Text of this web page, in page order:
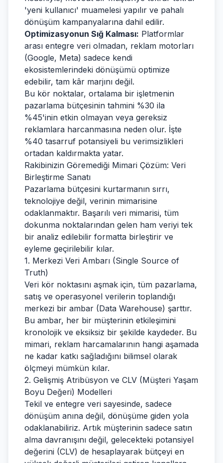
'yeni kullanıcı' muamelesi yapılır ve pahalı
dönüşüm kampanyalarına dahil edilir.
Optimizasyonun Sığ Kalması: Platformlar
arası entegre veri olmadan, reklam motorları
(Google, Meta) sadece kendi
ekosistemlerindeki dönüşümü optimize
edebilir, tam kâr marjını değil.
Bu kör noktalar, ortalama bir işletmenin
pazarlama bütçesinin tahmini %30 ila
%45'inin etkin olmayan veya gereksiz
reklamlara harcanmasına neden olur. İşte
%40 tasarruf potansiyeli bu verimsizlikleri
ortadan kaldırmakta yatar.
Rakibinizin Göremediği Mimari Çözüm: Veri
Birleştirme Sanatı
Pazarlama bütçesini kurtarmanın sırrı,
teknolojiye değil, verinin mimarisine
odaklanmaktır. Başarılı veri mimarisi, tüm
dokunma noktalarından gelen ham veriyi tek
bir analiz edilebilir formatta birleştirir ve
eyleme geçirilebilir kılar.
1. Merkezi Veri Ambarı (Single Source of
Truth)
Veri kör noktasını aşmak için, tüm pazarlama,
satış ve operasyonel verilerin toplandığı
merkezi bir ambar (Data Warehouse) şarttır.
Bu ambar, her bir müşterinin etkileşimini
kronolojik ve eksiksiz bir şekilde kaydeder. Bu
mimari, reklam harcamalarının hangi aşamada
ne kadar katkı sağladığını bilimsel olarak
ölçmeyi mümkün kılar.
2. Gelişmiş Atribüsyon ve CLV (Müşteri Yaşam
Boyu Değeri) Modelleri
Tekil ve entegre veri sayesinde, sadece
dönüşüm anına değil, dönüşüme giden yola
odaklanabiliriz. Artık müşterinin sadece satın
alma davranışını değil, gelecekteki potansiyel
değerini (CLV) de hesaplayarak bütçeyi en